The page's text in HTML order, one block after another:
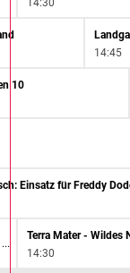
14:30
14:45
10
Einsatz für Freddy
Terra Mater - Wildes
14:30